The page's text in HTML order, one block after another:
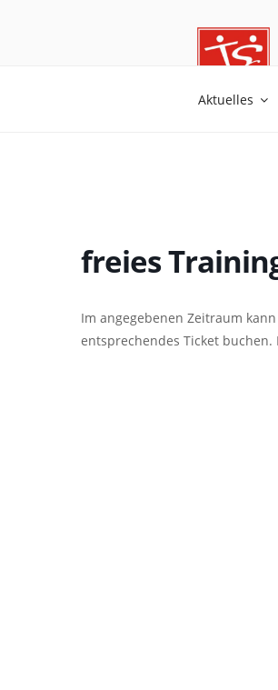
Aktuelles
freies
Im angegebenen Zeitraum
entsprechendes Ticket buchen.